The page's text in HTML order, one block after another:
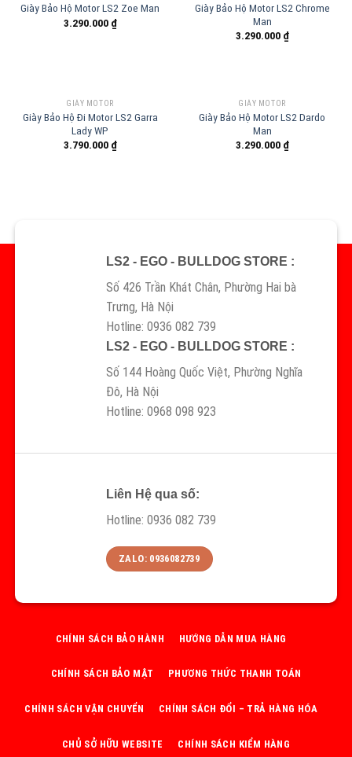
Giày Bảo Hộ Motor LS2 Zoe Man
3.290.000 ₫
Giày Bảo Hộ Motor LS2 Chrome
Man
3.290.000 ₫
GIÀY MOTOR
Giày Bảo Hộ Đi Motor LS2 Garra
Lady WP
3.790.000 ₫
GIÀY MOTOR
Giày Bảo Hộ Motor LS2 Dardo
Man
3.290.000 ₫
LS2 - EGO - BULLDOG STORE :
Số 426 Trần Khát Chân, Phường Hai bà
Trưng, Hà Nội
Hotline: 0936 082 739
LS2 - EGO - BULLDOG STORE :
Số 144 Hoàng Quốc Việt, Phường Nghĩa
Đô, Hà Nội
Hotline: 0968 098 923
Liên Hệ qua số:
Hotline: 0936 082 739
ZALO: 0936082739
CHÍNH SÁCH BẢO HÀNH HƯỚNG DẪN MUA HÀNG
CHÍNH SÁCH BẢO MẬT PHƯƠNG THỨC THANH TOÁN
CHÍNH SÁCH VẬN CHUYỂN CHÍNH SÁCH ĐỔI – TRẢ HÀNG HÓA
CHỦ SỞ HỮU WEBSITE CHÍNH SÁCH KIỂM HÀNG